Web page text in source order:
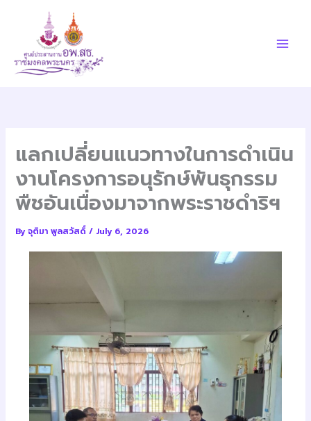
content
แลกเปลี่ยนแนวทางในการดำเนิน
งานโครงการอนุรักษ์พันธุกรรม
พืชอันเนื่องมาจากพระราชดำริฯ
Byจุติมา พูลสวัสดิ์/ July 6, 2026